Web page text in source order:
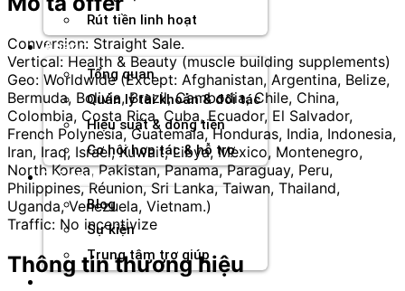
Rút tiền linh hoạt
Agency
Tổng quan
Quản lý tài khoản & đối tác
Hiệu suất & dòng tiền
Cơ hội hợp tác & hỗ trợ
Tài nguyên
Blog
Sự kiện
Trung tâm trợ giúp
Chương Trình Creator
Conversion: Straight Sale.
Vertical: Health & Beauty (muscle building supplements)
Geo: Worldwide (Except: Afghanistan, Argentina, Belize,
Bermuda, Bolivia, Brazil, Cambodia, Chile, China,
Colombia, Costa Rica, Cuba, Ecuador, El Salvador,
French Polynesia, Guatemala, Honduras, India, Indonesia,
Iran, Iraq, Israel, Kuwait, Libya, Mexico, Montenegro,
North Korea, Pakistan, Panama, Paraguay, Peru,
Philippines, Réunion, Sri Lanka, Taiwan, Thailand,
Uganda, Venezuela, Vietnam.)
Traffic: No incentivize
Thông tin thương hiệu